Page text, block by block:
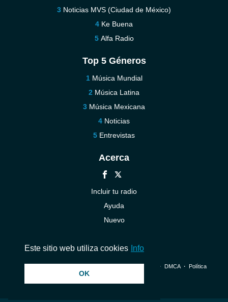
Noticias MVS (Ciudad de México)
Ke Buena
Alfa Radio
Top 5 Géneros
Música Mundial
Música Latina
Música Mexicana
Noticias
Entrevistas
Acerca
Incluir tu radio
Ayuda
Nuevo
© 2026 InstantAudio. Reservados todos los derechos. ・ DMCA・ Política
Este sitio web utiliza cookies Info
OK